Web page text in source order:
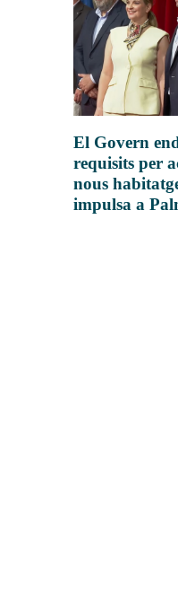
El Govern
requisits per
nous
impulsa a